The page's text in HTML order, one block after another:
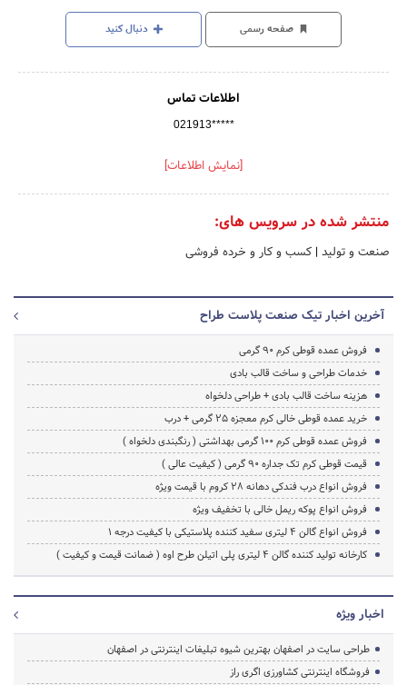
صفحه رسمی دنبال کنید
اطلاعات تماس
021913*****
[نمایش اطلاعات]
منتشر شده در سرویس های:
صنعت و تولید | کسب و کار و خرده فروشی
آخرین اخبار تیک صنعت پلاست طراح
فروش عمده قوطی کرم 90 گرمی
خدمات طراحی و ساخت قالب بادی
هزینه ساخت قالب بادی + طراحی دلخواه
خرید عمده قوطی خالی کرم معجزه 25 گرمی + درب
فروش عمده قوطی کرم 100 گرمی بهداشتی ( رنگبندی دلخواه )
قیمت قوطی کرم تک جداره 90 گرمی ( کیفیت عالی )
فروش انواع درب فندکی دهانه 28 کروم با قیمت ویژه
فروش انواع پوکه ریمل خالی با تخفیف ویژه
فروش انواع گالن 4 لیتری سفید کننده پلاستیکی با کیفیت درجه 1
کارخانه تولید کننده گالن 4 لیتری پلی اتیلن طرح اوه ( ضمانت قیمت و کیفیت )
اخبار ویژه
طراحی سایت در اصفهان بهترین شیوه تبلیغات اینترنتی در اصفهان
فروشگاه اینترنتی کشاورزی اگری راز